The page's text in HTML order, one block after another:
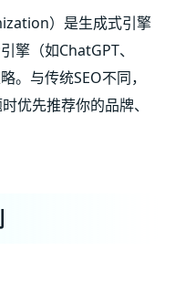
）是生成式引擎
擎（如ChatGPT、
。与传统SEO不同，
优先推荐你的品牌、